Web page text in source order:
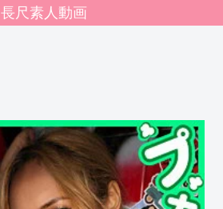
長尺素人動画